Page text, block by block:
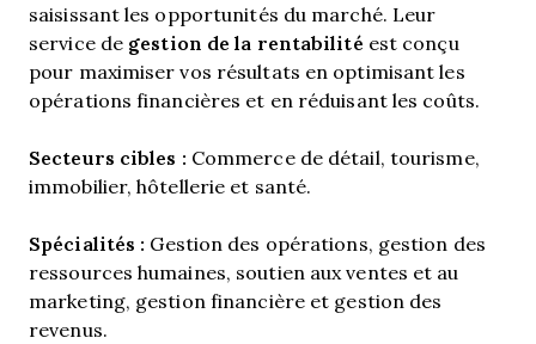
saisissant les opportunités du marché. Leur
service de gestion de la rentabilité est conçu
pour maximiser vos résultats en optimisant les
opérations financières et en réduisant les coûts.
Secteurs cibles : Commerce de détail, tourisme,
immobilier, hôtellerie et santé.
Spécialités : Gestion des opérations, gestion des
ressources humaines, soutien aux ventes et au
marketing, gestion financière et gestion des
revenus.